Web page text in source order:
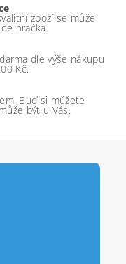
zboží se může
hračka.
dle výše nákupu
Kč.
Buď si můžete
být u Vás.